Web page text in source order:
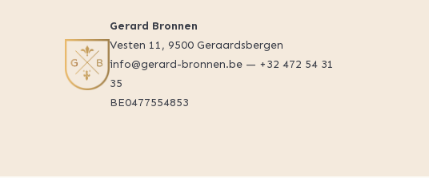
Gerard Bronnen
Vesten 11, 9500 Geraardsbergen
info@gerard-bronnen.be — +32 472 54 31
35
BE0477554853